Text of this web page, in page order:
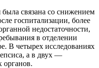
была связана со снижением
госпитализации, более
недостаточности,
в отделении
В четырех исследованиях
а в двух —
органов.